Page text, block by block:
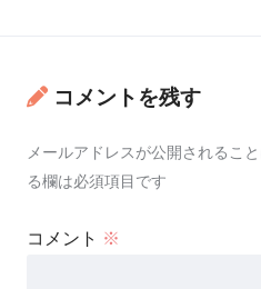
コメントを残す
メールアドレスが公開されること
る欄は必須項目です
コメント ※